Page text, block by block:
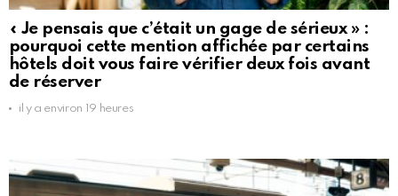
« Je pensais que c’était un gage de sérieux » :
pourquoi cette mention affichée par certains
hôtels doit vous faire vérifier deux fois avant
de réserver
il y a environ 19 heures